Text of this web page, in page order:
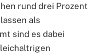
rund drei Prozent
als
sind es dabei